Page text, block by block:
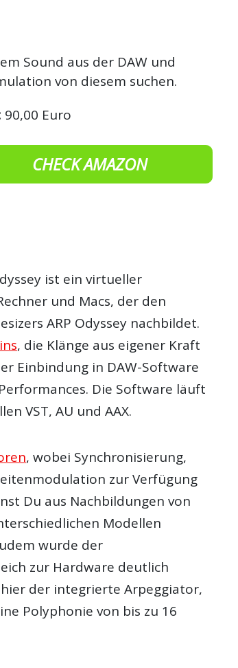
Sound aus der DAW und
von diesem suchen.
90,00 Euro
CHECK AMAZON
ist ein virtueller
und Macs, der den
ARP Odyssey nachbildet.
, die Klänge aus eigener Kraft
Einbindung in DAW-Software
Die Software läuft
VST, AU und AAX.
, wobei Synchronisierung,
zur Verfügung
Du aus Nachbildungen von
Modellen
wurde der
zur Hardware deutlich
der integrierte Arpeggiator,
Polyphonie von bis zu 16